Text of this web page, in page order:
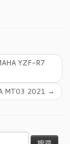
YZF-R7
MT03 2021 →